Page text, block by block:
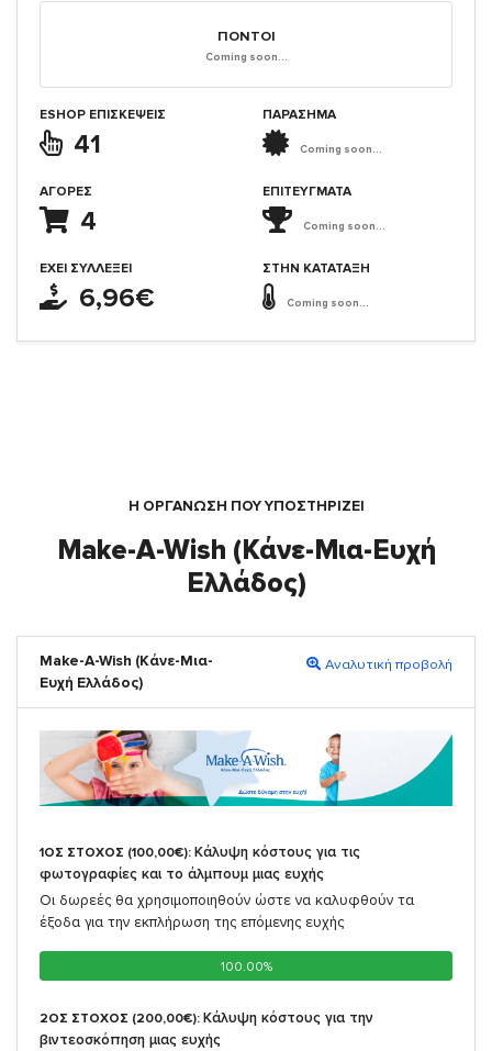
ΠΌΝΤΟΙ
Coming soon...
ESHOP ΕΠΙΣΚΈΨΕΙΣ
41
ΑΓΟΡΈΣ
4
ΈΧΕΙ ΣΥΛΛΈΞΕΙ
6,96€
ΠΑΡΑΣΗΜΑ
Coming soon...
ΕΠΙΤΕΎΓΜΑΤΑ
Coming soon...
ΣΤΗΝ ΚΑΤΆΤΑΞΗ
Coming soon...
Η ΟΡΓΆΝΩΣΗ ΠΟΥ ΥΠΟΣΤΗΡΙΖΕΙ
Make-A-Wish (Κάνε-Μια-Ευχή
Ελλάδος)
Make-A-Wish (Κάνε-Μια-
Ευχή Ελλάδος)
Αναλυτική προβολή
1ΟΣ ΣΤΟΧΟΣ (100,00€): Κάλυψη κόστους για τις
φωτογραφίες και το άλμπουμ μιας ευχής
Οι δωρεές θα χρησιμοποιηθούν ώστε να καλυφθούν τα
έξοδα για την εκπλήρωση της επόμενης ευχής
100.00%
100.00%
2ΟΣ ΣΤΟΧΟΣ (200,00€): Κάλυψη κόστους για την
βιντεοσκόπηση μιας ευχής